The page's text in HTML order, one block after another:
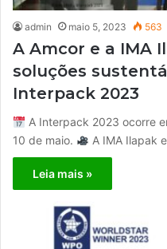
admin maio 5, 2023 563
A Amcor e a IMA
soluções
Interpack 2023
A Interpack 2023 ocorre
10 de maio.
A IMA Ilapak
Leia mais »